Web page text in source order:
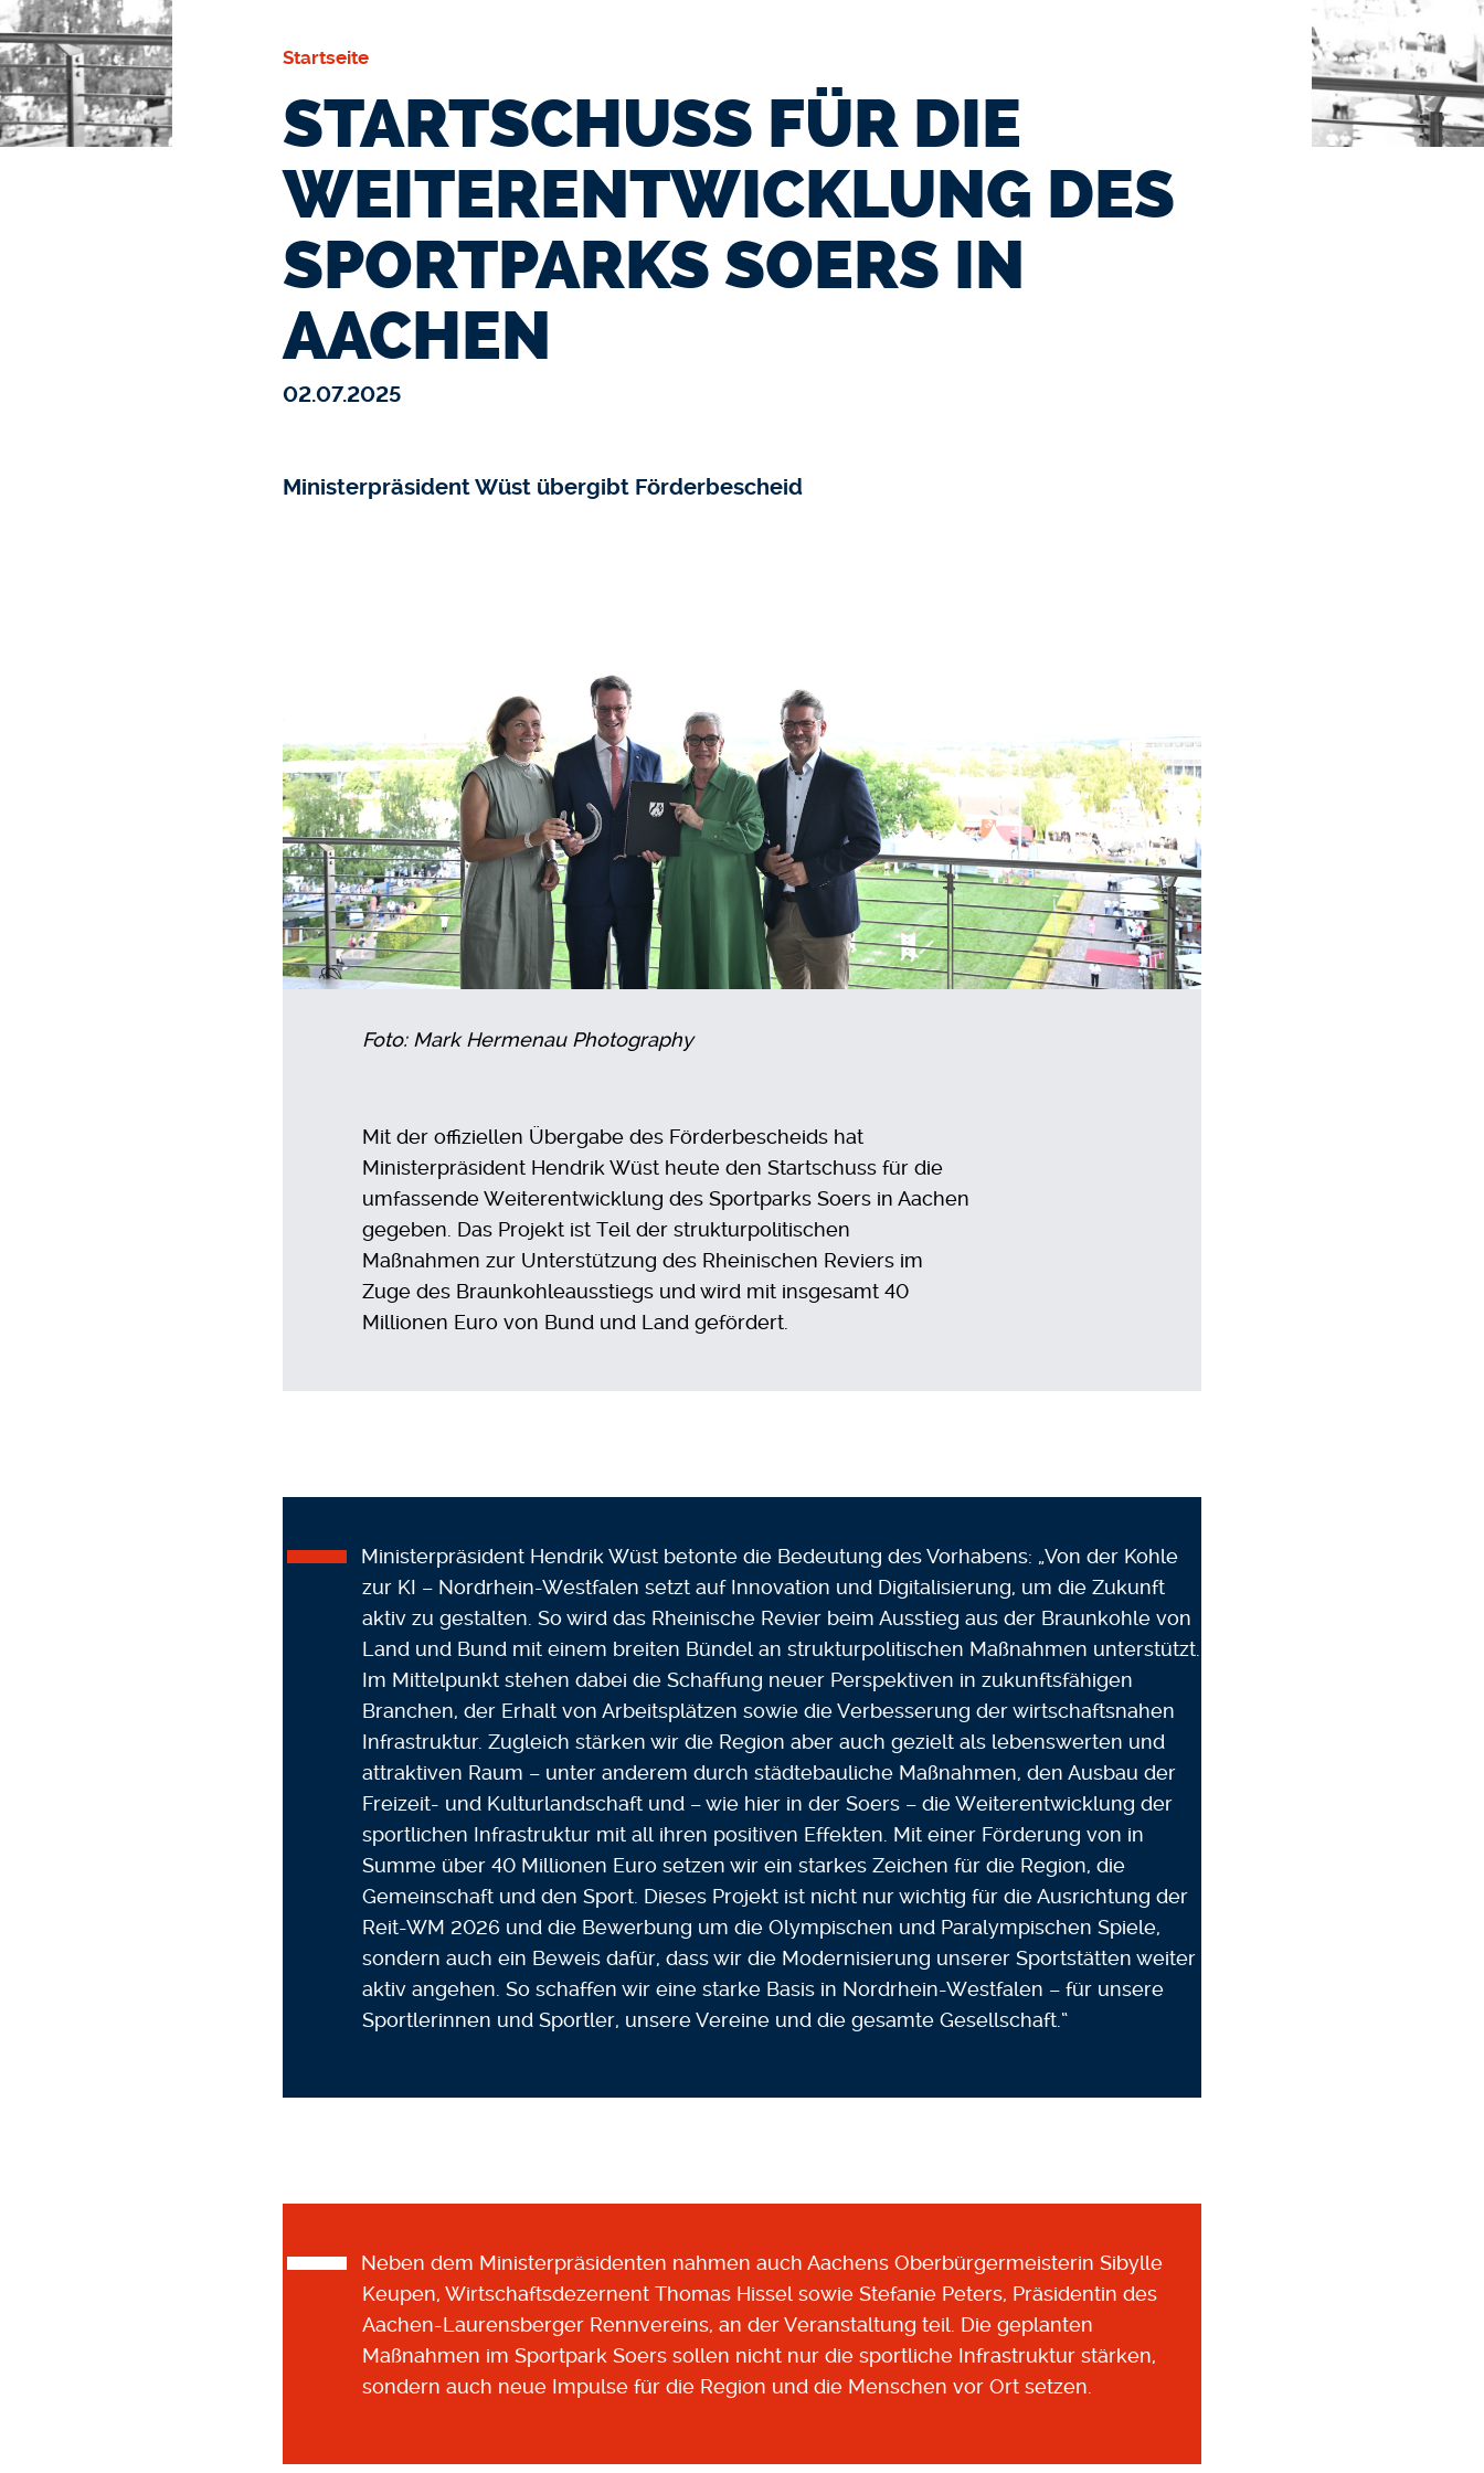
Startseite
STARTSCHUSS FÜR DIE
WEITERENTWICKLUNG DES
SPORTPARKS SOERS IN
AACHEN
02.07.2025
Ministerpräsident Wüst übergibt Förderbescheid
Foto: Mark Hermenau Photography
Mit der offiziellen Übergabe des Förderbescheids hat
Ministerpräsident Hendrik Wüst heute den Startschuss für die
umfassende Weiterentwicklung des Sportparks Soers in Aachen
gegeben. Das Projekt ist Teil der strukturpolitischen
Maßnahmen zur Unterstützung des Rheinischen Reviers im
Zuge des Braunkohleausstiegs und wird mit insgesamt 40
Millionen Euro von Bund und Land gefördert.
Ministerpräsident Hendrik Wüst betonte die Bedeutung des Vorhabens: „Von der Kohle
zur KI – Nordrhein-Westfalen setzt auf Innovation und Digitalisierung, um die Zukunft
aktiv zu gestalten. So wird das Rheinische Revier beim Ausstieg aus der Braunkohle von
Land und Bund mit einem breiten Bündel an strukturpolitischen Maßnahmen unterstützt.
Im Mittelpunkt stehen dabei die Schaffung neuer Perspektiven in zukunftsfähigen
Branchen, der Erhalt von Arbeitsplätzen sowie die Verbesserung der wirtschaftsnahen
Infrastruktur. Zugleich stärken wir die Region aber auch gezielt als lebenswerten und
attraktiven Raum – unter anderem durch städtebauliche Maßnahmen, den Ausbau der
Freizeit- und Kulturlandschaft und – wie hier in der Soers – die Weiterentwicklung der
sportlichen Infrastruktur mit all ihren positiven Effekten. Mit einer Förderung von in
Summe über 40 Millionen Euro setzen wir ein starkes Zeichen für die Region, die
Gemeinschaft und den Sport. Dieses Projekt ist nicht nur wichtig für die Ausrichtung der
Reit-WM 2026 und die Bewerbung um die Olympischen und Paralympischen Spiele,
sondern auch ein Beweis dafür, dass wir die Modernisierung unserer Sportstätten weiter
aktiv angehen. So schaffen wir eine starke Basis in Nordrhein-Westfalen – für unsere
Sportlerinnen und Sportler, unsere Vereine und die gesamte Gesellschaft.“
Neben dem Ministerpräsidenten nahmen auch Aachens Oberbürgermeisterin Sibylle
Keupen, Wirtschaftsdezernent Thomas Hissel sowie Stefanie Peters, Präsidentin des
Aachen-Laurensberger Rennvereins, an der Veranstaltung teil. Die geplanten
Maßnahmen im Sportpark Soers sollen nicht nur die sportliche Infrastruktur stärken,
sondern auch neue Impulse für die Region und die Menschen vor Ort setzen.